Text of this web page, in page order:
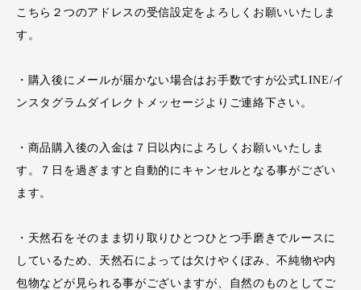
こちら２つのアドレスの受信設定をよろしくお願いいたしま
す。
・購入後にメールが届かない場合はお手数ですが公式LINE/イ
ンスタグラムダイレクトメッセージよりご連絡下さい。
・商品購入後の入金は７日以内によろしくお願いいたしま
す。７日を過ぎますと自動的にキャンセルとなる事がござい
ます。
・天然石をそのまま切り取りひとつひとつ手磨きでルースに
しているため、天然石によっては欠けやくぼみ、不純物や内
包物などが見られる事がございますが、自然のものとしてご